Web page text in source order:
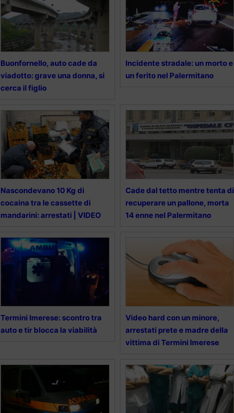
Buonfornello, auto cade da
viadotto: grave una donna, si
cerca il figlio
Incidente stradale: un morto e
un ferito nel Palermitano
Nascondevano 10 Kg di
cocaina tra le cassette di
mandarini: arrestati | VIDEO
Cade dal tetto mentre tenta di
recuperare un pallone, morta
14 enne nel Palermitano
Termini Imerese: scontro tra
auto e tir blocca la viabilità
Video hard con un minore,
arrestati prete e madre della
vittima di Termini Imerese